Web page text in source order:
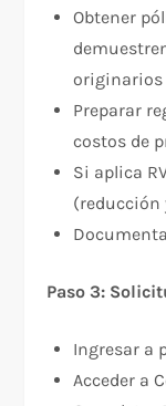
Obtener
originarios
Preparar
costos de
Si aplica
(reducción
Paso 3:
Ingresar a
Acceder a